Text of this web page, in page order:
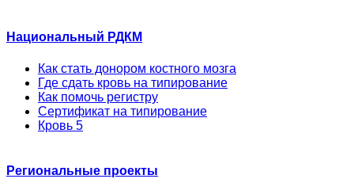
Национальный РДКМ
Как стать донором костного мозга
Где сдать кровь на типирование
Как помочь регистру
Сертификат на типирование
Кровь 5
Региональные проекты